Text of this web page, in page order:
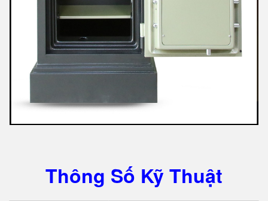
Thông Số Kỹ Thuật